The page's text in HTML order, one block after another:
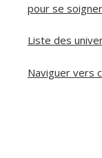
pour se soigner
Liste des
Naviguer vers